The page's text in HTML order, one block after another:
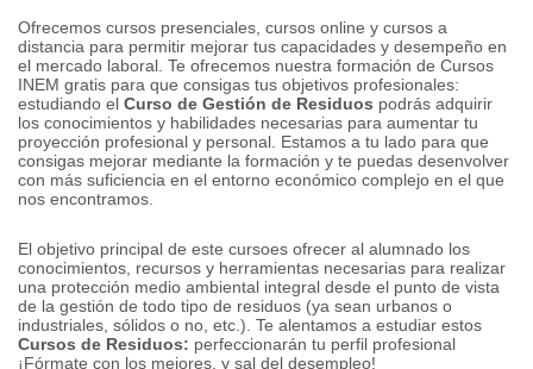
Ofrecemos cursos presenciales, cursos online y cursos a
distancia para permitir mejorar tus capacidades y desempeño en
el mercado laboral. Te ofrecemos nuestra formación de Cursos
INEM gratis para que consigas tus objetivos profesionales:
estudiando el Curso de Gestión de Residuos podrás adquirir
los conocimientos y habilidades necesarias para aumentar tu
proyección profesional y personal. Estamos a tu lado para que
consigas mejorar mediante la formación y te puedas desenvolver
con más suficiencia en el entorno económico complejo en el que
nos encontramos.
El objetivo principal de este cursoes ofrecer al alumnado los
conocimientos, recursos y herramientas necesarias para realizar
una protección medio ambiental integral desde el punto de vista
de la gestión de todo tipo de residuos (ya sean urbanos o
industriales, sólidos o no, etc.). Te alentamos a estudiar estos
Cursos de Residuos: perfeccionarán tu perfil profesional
¡Fórmate con los mejores, y sal del desempleo!